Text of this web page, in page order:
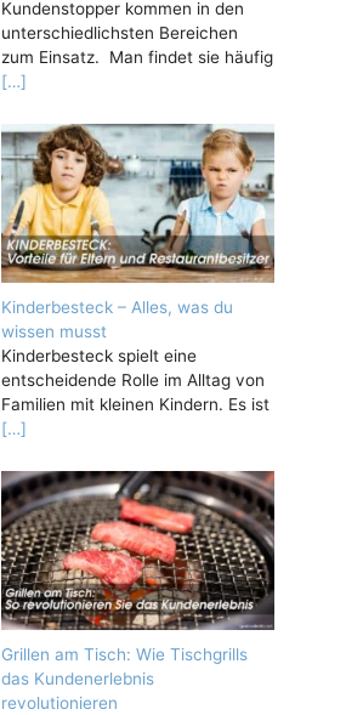
Kundenstopper kommen in den
unterschiedlichsten Bereichen
zum Einsatz. Man findet sie häufig
[…]
Kinderbesteck – Alles, was du
wissen musst
Kinderbesteck spielt eine
entscheidende Rolle im Alltag von
Familien mit kleinen Kindern. Es ist
[…]
Grillen am Tisch: Wie Tischgrills
das Kundenerlebnis
revolutionieren